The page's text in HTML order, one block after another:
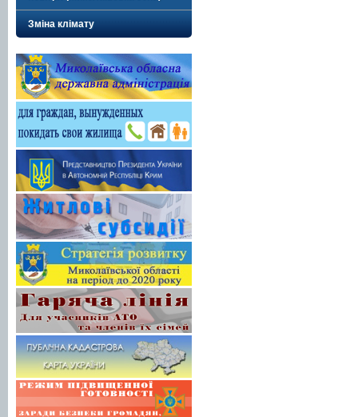
Зміна клімату